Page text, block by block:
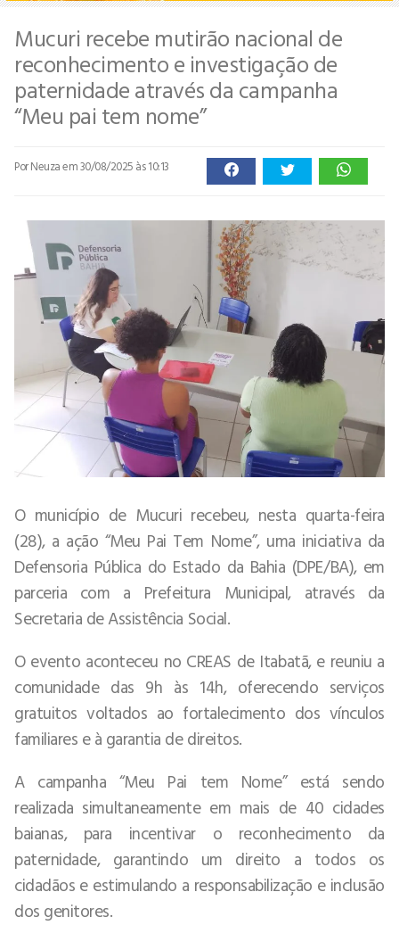
Mucuri recebe mutirão nacional de
reconhecimento e investigação de
paternidade através da campanha
“Meu pai tem nome”
Por Neuzaem 30/08/2025 às 10:13
O município de Mucuri recebeu, nesta quarta-feira
(28), a ação “Meu Pai Tem Nome”, uma iniciativa da
Defensoria Pública do Estado da Bahia (DPE/BA), em
parceria com a Prefeitura Municipal, através da
Secretaria de Assistência Social.
O evento aconteceu no CREAS de Itabatã, e reuniu a
comunidade das 9h às 14h, oferecendo serviços
gratuitos voltados ao fortalecimento dos vínculos
familiares e à garantia de direitos.
A campanha “Meu Pai tem Nome” está sendo
realizada simultaneamente em mais de 40 cidades
baianas, para incentivar o reconhecimento da
paternidade, garantindo um direito a todos os
cidadãos e estimulando a responsabilização e inclusão
dos genitores.